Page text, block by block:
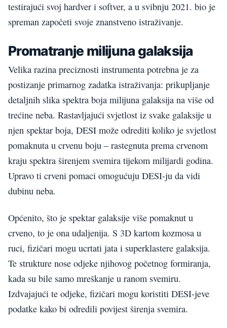
testirajući svoj hardver i softver, a u svibnju 2021. bio je
spreman započeti svoje znanstveno istraživanje.
Promatranje milijuna galaksija
Velika razina preciznosti instrumenta potrebna je za
postizanje primarnog zadatka istraživanja: prikupljanje
detaljnih slika spektra boja milijuna galaksija na više od
trećine neba. Rastavljajući svjetlost iz svake galaksije u
njen spektar boja, DESI može odrediti koliko je svjetlost
pomaknuta u crvenu boju – rastegnuta prema crvenom
kraju spektra širenjem svemira tijekom milijardi godina.
Upravo ti crveni pomaci omogućuju DESI-ju da vidi
dubinu neba.
Općenito, što je spektar galaksije više pomaknut u
crveno, to je ona udaljenija. S 3D kartom kozmosa u
ruci, fizičari mogu ucrtati jata i superklastere galaksija.
Te strukture nose odjeke njihovog početnog formiranja,
kada su bile samo mreškanje u ranom svemiru.
Izdvajajući te odjeke, fizičari mogu koristiti DESI-jeve
podatke kako bi odredili povijest širenja svemira.